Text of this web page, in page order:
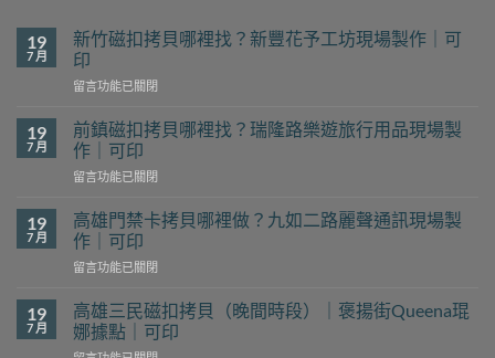
19
7 月
新竹磁扣拷貝哪裡找？新豐花予工坊現場製作｜可
印
在
竹
磁
扣
拷
哪
裡
找？
新
花
予
留言功能已關閉
19
7 月
前鎮磁扣拷貝哪裡找？瑞隆路樂遊旅行用品現場製
作｜可印
在
鎮
磁
扣
拷
哪
裡
找？
留言功能已關閉
19
7 月
高雄門禁卡拷貝哪裡做？九如二路麗聲通訊現場製
作｜可印
在
雄
門
禁
留言功能已關閉
19
7 月
高雄三民磁扣拷貝（晚間時段）｜褒揚街Queena琨
娜據點｜可印